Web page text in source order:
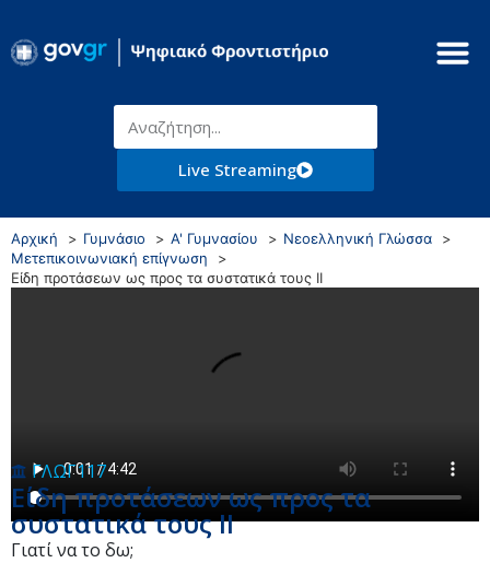
Live Streaming
Αρχική Γυμνάσιο Α' Γυμνασίου
Νεοελληνική Γλώσσα
Μετεπικοινωνιακή επίγνωση
Είδη προτάσεων ως προς τα συστατικά τους II
ΓΛΩΓ117
Είδη προτάσεων ως προς τα
συστατικά τους II
Γιατί να το δω;